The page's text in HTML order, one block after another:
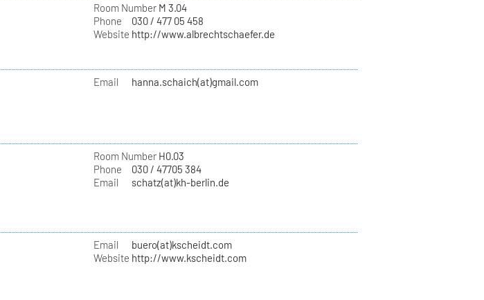
Room NumberM 3.04
Phone
030 / 477 05 458
Website http://www.albrechtschaefer.de
Email hanna.schaich(at)gmail.com
Room NumberH0.03
Phone
030 / 47705 384
Email
schatz(at)kh-berlin.de
Email
buero(at)kscheidt.com
Website http://www.kscheidt.com